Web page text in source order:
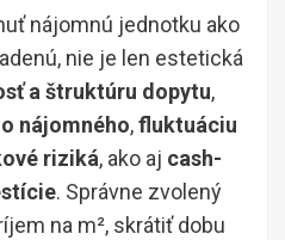
nájomnú jednotku ako
nie je len estetická
a štruktúru dopytu,
nájomného,fluktuáciu
riziká, ako aj cash-
. Správne zvolený
na m², skrátiť dobu